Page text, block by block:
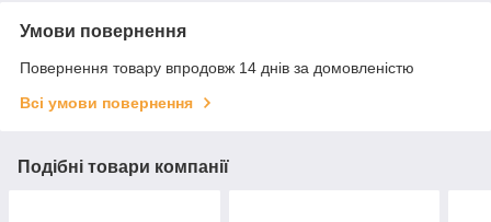
Умови повернення
Повернення товару впродовж 14 днів за домовленістю
Всі умови повернення
Подібні товари компанії